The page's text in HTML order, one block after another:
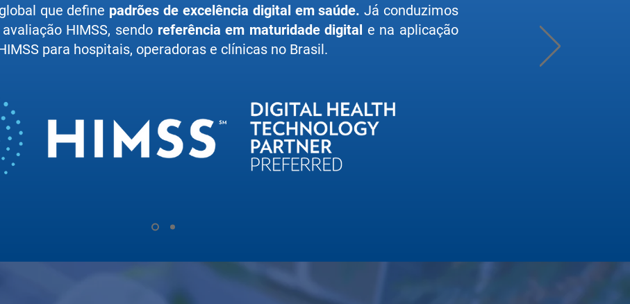
que define padrões de excelência digital em saúde. Já conduzimos
HIMSS, sendo referência em maturidade digital e na aplicação
para hospitais, operadoras e clínicas no Brasil.